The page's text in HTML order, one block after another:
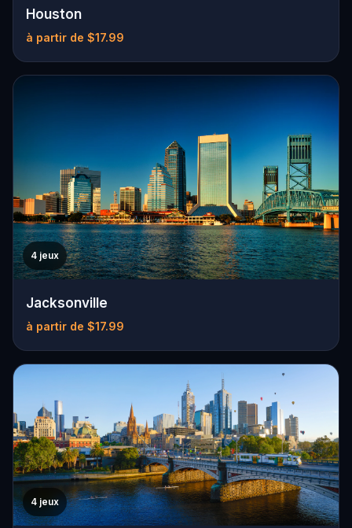
Houston
à partir de $17.99
4 jeux
Jacksonville
à partir de $17.99
4 jeux